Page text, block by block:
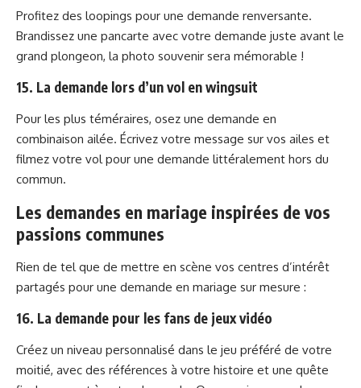
Profitez des loopings pour une demande renversante.
Brandissez une pancarte avec votre demande juste avant le
grand plongeon, la photo souvenir sera mémorable !
15. La demande lors d’un vol en wingsuit
Pour les plus téméraires, osez une demande en
combinaison ailée. Écrivez votre message sur vos ailes et
filmez votre vol pour une demande littéralement hors du
commun.
Les demandes en mariage inspirées de vos
passions communes
Rien de tel que de mettre en scène vos centres d’intérêt
partagés pour une demande en mariage sur mesure :
16. La demande pour les fans de jeux vidéo
Créez un niveau personnalisé dans le jeu préféré de votre
moitié, avec des références à votre histoire et une quête